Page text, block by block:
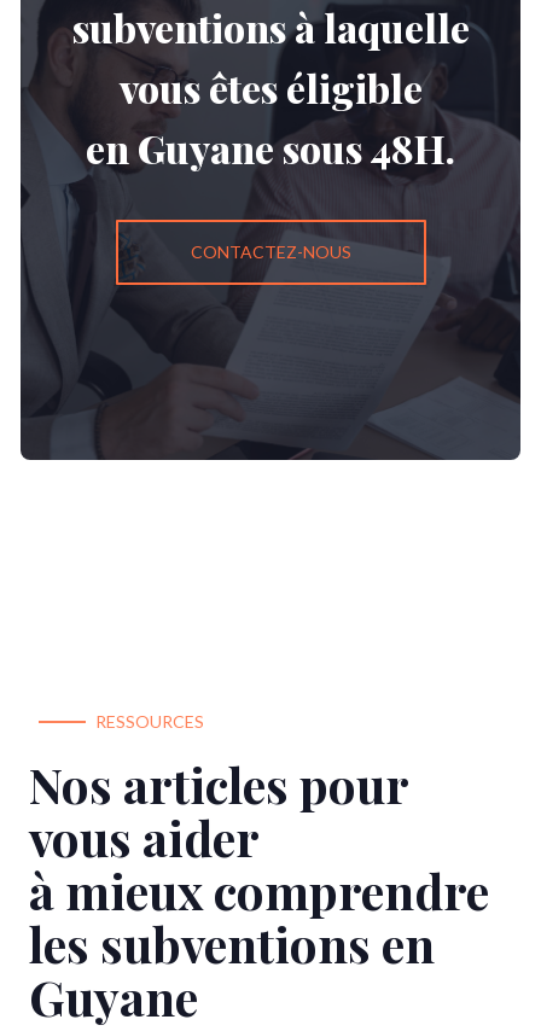
subventions à laquelle
vous êtes éligible
en Guyane sous 48H.
CONTACTEZ-NOUS
RESSOURCES
Nos articles pour
vous aider
à mieux comprendre
les subventions en
Guyane